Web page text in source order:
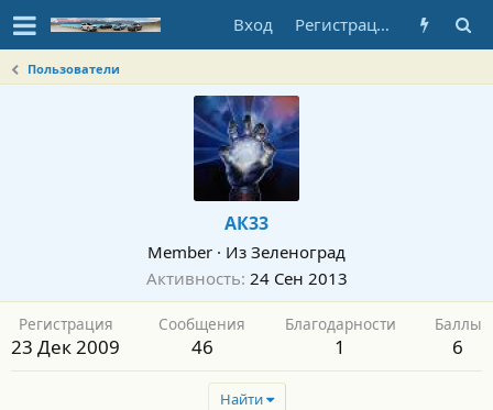
Вход Регистрация
Пользователи
АК33
Member · Из Зеленоград
Активность 24 Сен 2013
Регистрация
23 Дек 2009
Сообщения
46
Благодарности
1
Баллы
6
Найти